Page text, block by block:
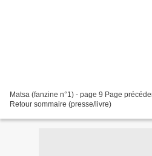
Matsa (fanzine n°1) - page 9 Page précédente (8) - Page suivante (10)
Retour sommaire (presse/livre)